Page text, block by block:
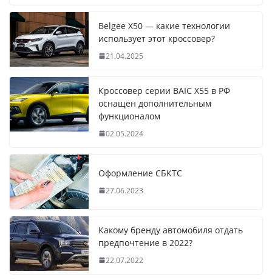
Belgee X50 — какие технологии
использует этот кроссовер?
21.04.2025
Кроссовер серии BAIC X55 в РФ
оснащен дополнительным
функционалом
02.05.2024
Оформление СБКТС
27.06.2023
Какому бренду автомобиля отдать
предпочтение в 2022?
22.07.2022